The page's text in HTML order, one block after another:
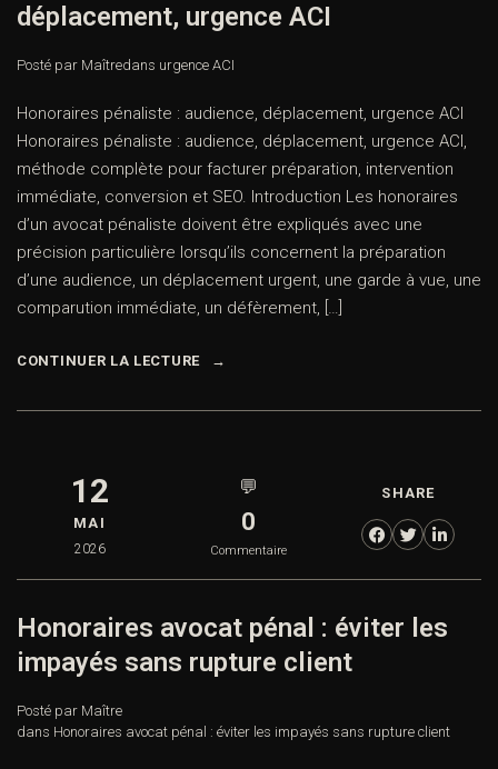
déplacement, urgence ACI
Posté par Maîtredans urgence ACI
Honoraires pénaliste : audience, déplacement, urgence ACI
Honoraires pénaliste : audience, déplacement, urgence ACI,
méthode complète pour facturer préparation, intervention
immédiate, conversion et SEO. Introduction Les honoraires
d’un avocat pénaliste doivent être expliqués avec une
précision particulière lorsqu’ils concernent la préparation
d’une audience, un déplacement urgent, une garde à vue, une
comparution immédiate, un défèrement, […]
CONTINUER LA LECTURE
12
MAI
2026
💬
0
Commentaire
SHARE
Honoraires avocat pénal : éviter les
impayés sans rupture client
Posté par Maître
dans Honoraires avocat pénal : éviter les impayés sans rupture client